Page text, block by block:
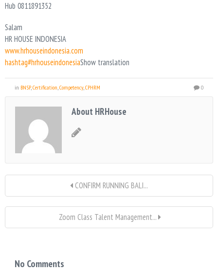
Hub 0811891352
Salam
HR HOUSE INDONESIA
www.hrhouseindonesia.com
hashtag#hrhouseindonesiaShow translation
in BNSP,Certification,Competency,CPHRM 0
About HRHouse
CONFIRM RUNNING BALI...
Zoom Class Talent Management...
No Comments